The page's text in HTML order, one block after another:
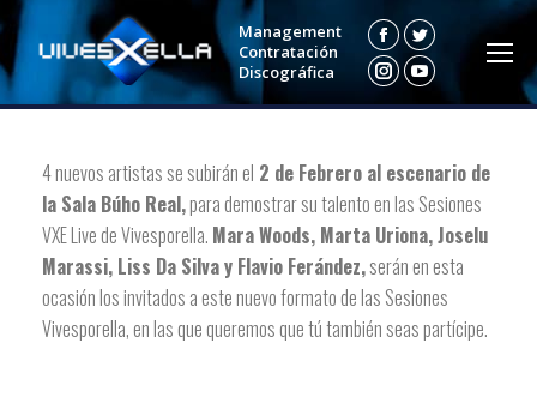
Management
Contratación
Discográfica
FacebookTwitter
Instagram
YouTube
4 nuevos artistas se subirán el 2 de Febrero al escenario de
la Sala Búho Real,para demostrar su talento en las Sesiones
VXE Live de Vivesporella. Mara Woods, Marta Uriona, Joselu
Marassi, Liss Da Silva y Flavio Ferández,serán en esta
ocasión los invitados a este nuevo formato de las Sesiones
Vivesporella, en las que queremos que tú también seas partícipe.